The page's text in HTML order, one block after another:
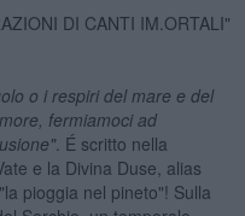
DI CANTI IM.ORTALI"
o i respiri del mare e del
fermiamoci ad
. É scritto nella
e la Divina Duse, alias
pioggia nel pineto"! Sulla